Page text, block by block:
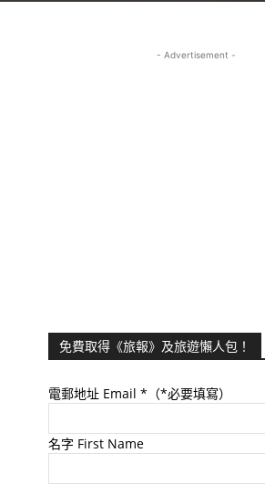
- Advertisement -
免費取得《旅報》及旅遊懶人包！
電郵地址 Email *（*必要填寫）
名字 First Name